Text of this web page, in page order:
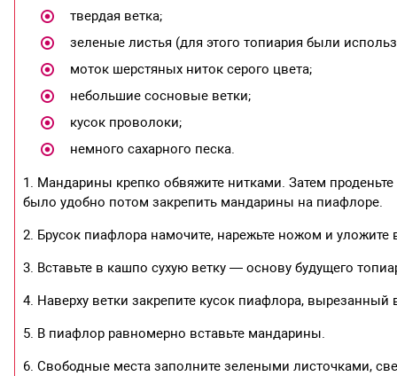
твердая ветка;
зеленые листья (для этого топиария были
моток шерстяных ниток серого цвета;
небольшие сосновые ветки;
кусок проволоки;
немного сахарного песка.
1. Мандарины крепко обвяжите нитками. Затем
было удобно потом закрепить мандарины на пиафлоре.
2. Брусок пиафлора намочите, нарежьте ножом и уложите
3. Вставьте в кашпо сухую ветку — основу будущего
4. Наверху ветки закрепите кусок пиафлора,
5. В пиафлор равномерно вставьте мандарины.
6. Свободные места заполните зелеными листочками,